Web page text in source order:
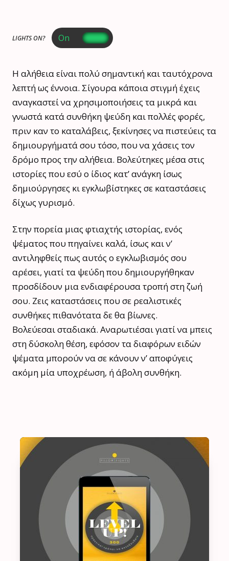
LIGHTS ON?
Η αλήθεια είναι πολύ σημαντική και ταυτόχρονα
λεπτή ως έννοια. Σίγουρα κάποια στιγμή έχεις
αναγκαστεί να χρησιμοποιήσεις τα μικρά και
γνωστά κατά συνθήκη ψεύδη και πολλές φορές,
πριν καν το καταλάβεις, ξεκίνησες να πιστεύεις τα
δημιουργήματά σου τόσο, που να χάσεις τον
δρόμο προς την αλήθεια. Βολεύτηκες μέσα στις
ιστορίες που εσύ ο ίδιος κατ’ ανάγκη ίσως
δημιούργησες κι εγκλωβίστηκες σε καταστάσεις
δίχως γυρισμό.
Στην πορεία μιας φτιαχτής ιστορίας, ενός
ψέματος που πηγαίνει καλά, ίσως και ν’
αντιληφθείς πως αυτός ο εγκλωβισμός σου
αρέσει, γιατί τα ψεύδη που δημιουργήθηκαν
προσδίδουν μια ενδιαφέρουσα τροπή στη ζωή
σου. Ζεις καταστάσεις που σε ρεαλιστικές
συνθήκες πιθανότατα δε θα βίωνες.
Βολεύεσαι σταδιακά. Αναρωτιέσαι γιατί να μπεις
στη δύσκολη θέση, εφόσον τα διαφόρων ειδών
ψέματα μπορούν να σε κάνουν ν’ αποφύγεις
ακόμη μία υποχρέωση, ή άβολη συνθήκη.